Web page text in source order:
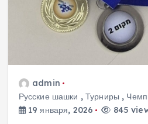
admin
Русские шашки , Турниры ,
19 января, 2026
845